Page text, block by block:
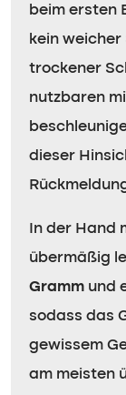
beim ersten
kein
trockener
nutzbaren
dieser
In der Hand
übermäßig
Gramm und
sodass das
gewissem
am meisten